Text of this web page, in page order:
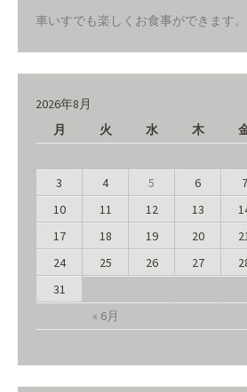
車いすでも楽しくお食事ができます。
2026年8月
月
火 水 木
« 6月
3
4 5 6 7
10
11 12 13
17
18 19 20
24
25 26 27
31